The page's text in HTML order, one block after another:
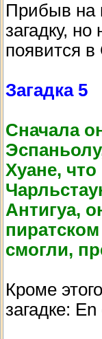
Прибыв на
загадку,
появится
Загадка 5
Сначала
Хуане,
Антигуа,
смогли,
Кроме
загадке: